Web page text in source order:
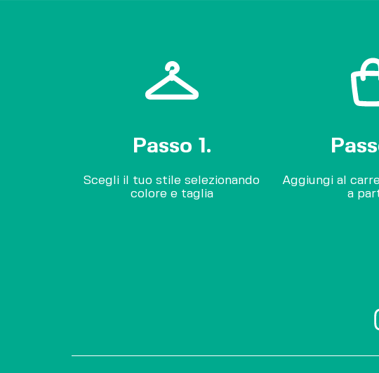
Passo 1.
Scegli il tuo stile selezionando
colore e taglia
Aggiungi al
a